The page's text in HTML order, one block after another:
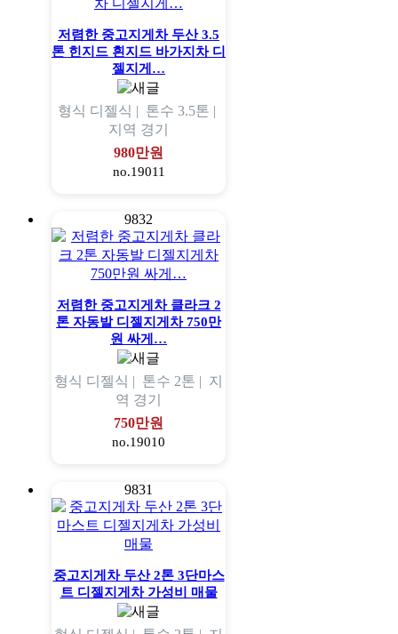
저렴한 중고지게차 두산 3.5
톤 힌지드 흰지드 바가지차 디
젤지게…
형식 디젤식 | 톤수 3.5톤 |
지역 경기
980만원
no.19011
9832
저렴한 중고지게차 클라크 2
톤 자동발 디젤지게차 750만
원 싸게…
형식 디젤식 | 톤수 2톤 | 지
역 경기
750만원
no.19010
9831
중고지게차 두산 2톤 3단마스
트 디젤지게차 가성비 매물